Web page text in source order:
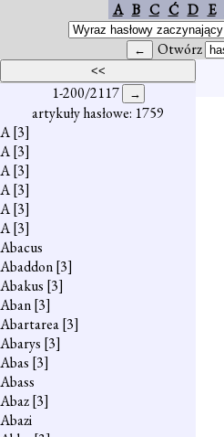
A B C Ć D E
Otwórz
1-200/2117
artykuły hasłowe: 1759
A[3]
A[3]
A[3]
A[3]
A[3]
A[3]
Abacus
Abaddon[3]
Abakus [3]
Aban[3]
Abartarea[3]
Abarys [3]
Abas [3]
Abass
Abaz[3]
Abazi